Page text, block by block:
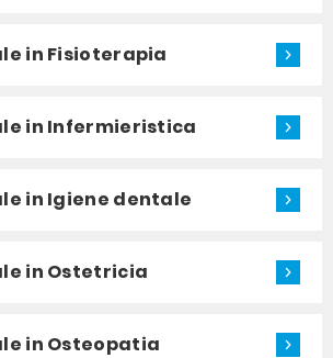
in Fisioterapia
in Infermieristica
in Igiene dentale
in Ostetricia
in Osteopatia